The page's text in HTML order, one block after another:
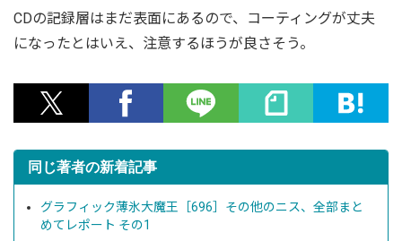
CDの記録層はまだ表面にあるので、コーティングが丈夫
になったとはいえ、注意するほうが良さそう。
同じ著者の新着記事
グラフィック薄氷大魔王［696］その他のニス、全部まと
めてレポート その1